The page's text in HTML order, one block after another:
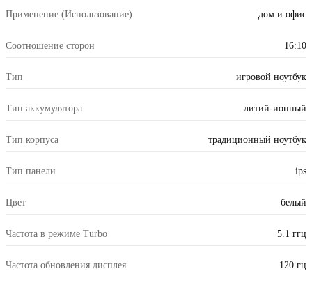
Применение (Использование) дом и офис
Соотношение сторон 16:10
Тип игровой ноутбук
Тип аккумулятора литий-ионный
Тип корпуса традиционный ноутбук
Тип панели ips
Цвет белый
Частота в режиме Turbo 5.1 ггц
Частота обновления дисплея 120 гц